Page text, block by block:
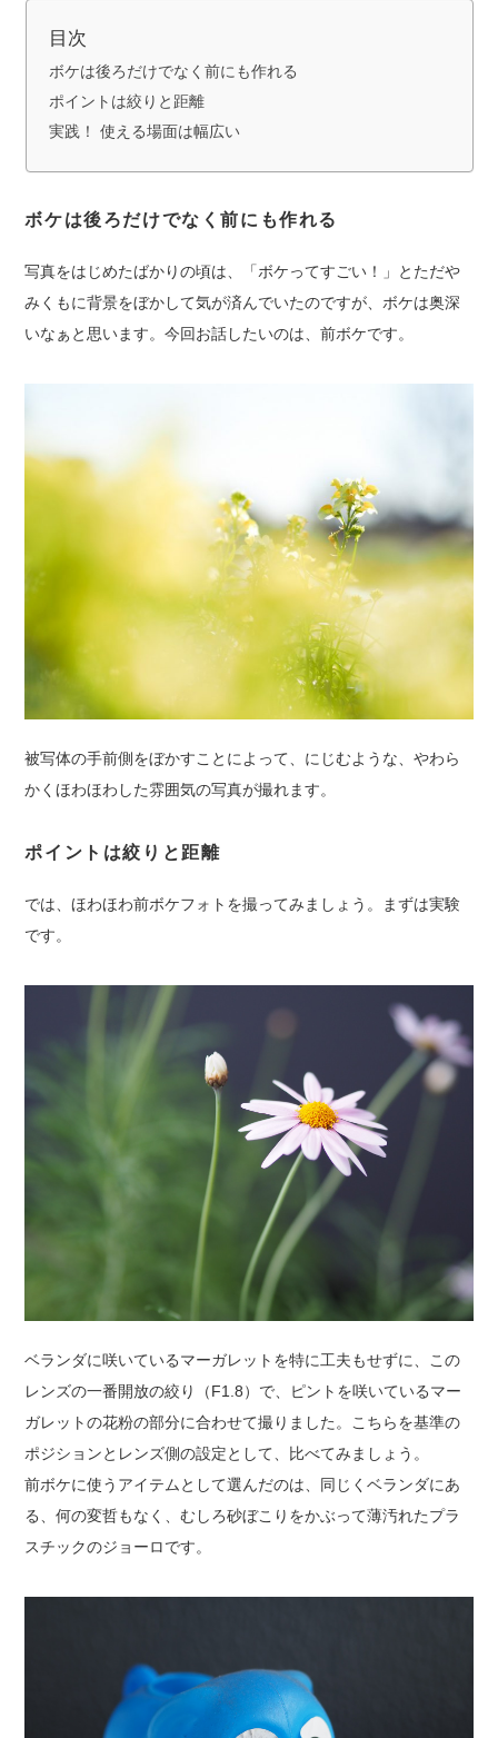
目次
ボケは後ろだけでなく前にも作れる
ポイントは絞りと距離
実践！ 使える場面は幅広い
ボケは後ろだけでなく前にも作れる
写真をはじめたばかりの頃は、「ボケってすごい！」とただや
みくもに背景をぼかして気が済んでいたのですが、ボケは奥深
いなぁと思います。今回お話したいのは、前ボケです。
被写体の手前側をぼかすことによって、にじむような、やわら
かくほわほわした雰囲気の写真が撮れます。
ポイントは絞りと距離
では、ほわほわ前ボケフォトを撮ってみましょう。まずは実験
です。
ベランダに咲いているマーガレットを特に工夫もせずに、この
レンズの一番開放の絞り（F1.8）で、ピントを咲いているマー
ガレットの花粉の部分に合わせて撮りました。こちらを基準の
ポジションとレンズ側の設定として、比べてみましょう。
前ボケに使うアイテムとして選んだのは、同じくベランダにあ
る、何の変哲もなく、むしろ砂ぼこりをかぶって薄汚れたプラ
スチックのジョーロです。